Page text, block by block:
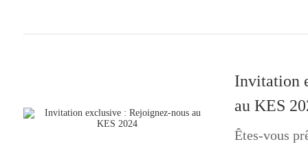
Invitation
au KES
Êtes-vous